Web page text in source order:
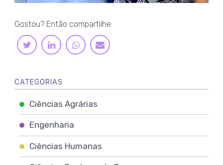
Gostou? Então compartilhe:
TWITTERLINKEDINWHATSAPP
E-
MAIL
CATEGORIAS
Ciências Agrárias
Engenharia
Ciências Humanas